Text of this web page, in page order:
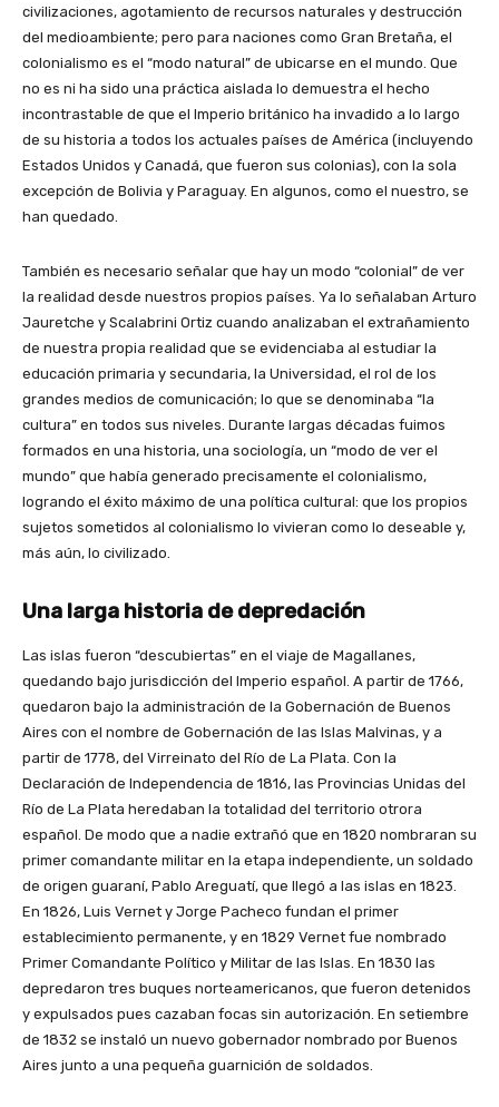
civilizaciones, agotamiento de recursos naturales y destrucción
del medioambiente; pero para naciones como Gran Bretaña, el
colonialismo es el “modo natural” de ubicarse en el mundo. Que
no es ni ha sido una práctica aislada lo demuestra el hecho
incontrastable de que el Imperio británico ha invadido a lo largo
de su historia a todos los actuales países de América (incluyendo
Estados Unidos y Canadá, que fueron sus colonias), con la sola
excepción de Bolivia y Paraguay. En algunos, como el nuestro, se
han quedado.
También es necesario señalar que hay un modo “colonial” de ver
la realidad desde nuestros propios países. Ya lo señalaban Arturo
Jauretche y Scalabrini Ortiz cuando analizaban el extrañamiento
de nuestra propia realidad que se evidenciaba al estudiar la
educación primaria y secundaria, la Universidad, el rol de los
grandes medios de comunicación; lo que se denominaba “la
cultura” en todos sus niveles. Durante largas décadas fuimos
formados en una historia, una sociología, un “modo de ver el
mundo” que había generado precisamente el colonialismo,
logrando el éxito máximo de una política cultural: que los propios
sujetos sometidos al colonialismo lo vivieran como lo deseable y,
más aún, lo civilizado.
Una larga historia de depredación
Las islas fueron “descubiertas” en el viaje de Magallanes,
quedando bajo jurisdicción del Imperio español. A partir de 1766,
quedaron bajo la administración de la Gobernación de Buenos
Aires con el nombre de Gobernación de las Islas Malvinas, y a
partir de 1778, del Virreinato del Río de La Plata. Con la
Declaración de Independencia de 1816, las Provincias Unidas del
Río de La Plata heredaban la totalidad del territorio otrora
español. De modo que a nadie extrañó que en 1820 nombraran su
primer comandante militar en la etapa independiente, un soldado
de origen guaraní, Pablo Areguatí, que llegó a las islas en 1823.
En 1826, Luis Vernet y Jorge Pacheco fundan el primer
establecimiento permanente, y en 1829 Vernet fue nombrado
Primer Comandante Político y Militar de las Islas. En 1830 las
depredaron tres buques norteamericanos, que fueron detenidos
y expulsados pues cazaban focas sin autorización. En setiembre
de 1832 se instaló un nuevo gobernador nombrado por Buenos
Aires junto a una pequeña guarnición de soldados.